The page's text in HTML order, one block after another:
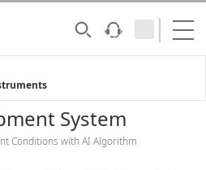
System
Conditions with AI Algorithm